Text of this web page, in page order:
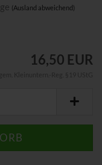
(Ausland abweichend)
16,50 EUR